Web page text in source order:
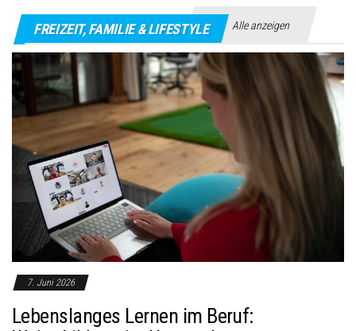
FREIZEIT, FAMILIE & LIFESTYLE Alle anzeigen
7. Juni 2026
Lebenslanges Lernen im Beruf: